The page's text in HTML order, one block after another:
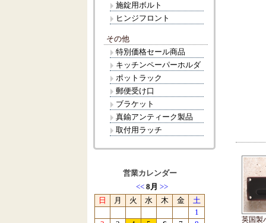
英国製
施錠用ボルト
ヒンジフロント
その他
特別価格セール商品
キッチンペーパーホルダ
ポットラック
郵便受け口
ブラケット
真鍮アンティーク製品
取付用ラッチ
営業カレンダー